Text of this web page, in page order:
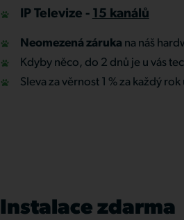
IP Televize - 15 kanálů
Neomezená záruka na náš
Kdyby něco, do 2 dnů je u vás
Sleva za věrnost 1 % za každý rok
Instalace zdarma